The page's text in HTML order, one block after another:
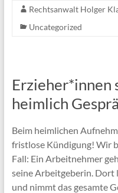
Rechtsanwalt Holger
Uncategorized
Erzieher*innen
heimlich
Beim heimlichen
fristlose Kündigung! Wir
Fall: Ein Arbeitnehmer
seine Arbeitgeberin. Dort
und nimmt das gesamte